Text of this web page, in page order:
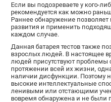
Если вы подозреваете у кого-
рекомендуется как можно
Раннее обнаружение
развития и применить
каждом случае.
Данная батарея тестов также
взрослых людей. В настоящее
людей присутствуют проблемы
протяжении всей их жизни,
наличии дисфункции. Поэтому
высокие интеллектуальные
ленивыми или отстающими
вовремя обнаружена и не